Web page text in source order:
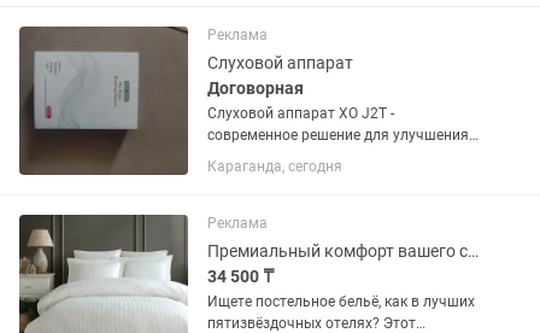
платим быстро: ⭕️Ежедневный доход:
от...
Реклама
Слуховой аппарат
Договорная
Слуховой аппарат ХО J2T -
современное решение для улучшения
качества жизни, обеспечивающее
чёткий звук и долговечную работу.
настройте звук под свои...
Караганда, сегодня
Реклама
Премиальный комфорт вашего сна постельное белье из турецкого страйп-сатина
34 500 ₸
Ищете постельное бельё, как в лучших
пятизвёздочных отелях? Этот